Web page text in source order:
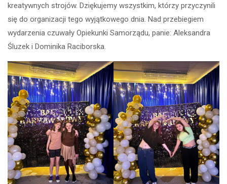
kreatywnych strojów. Dziękujemy wszystkim, którzy przyczynili
się do organizacji tego wyjątkowego dnia. Nad przebiegiem
wydarzenia czuwały Opiekunki Samorządu, panie: Aleksandra
Śluzek i Dominika Raciborska.